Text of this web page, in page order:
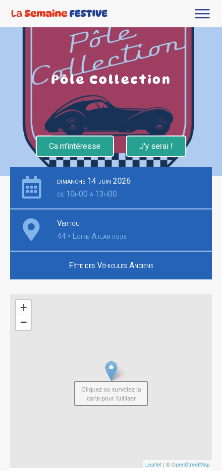
Pôle Collection
Ca m'intéresse J'y serai !
dimanche 14 juin 2026
de 10h00 à 13h00
Vertou
44 • Loire-Atlantique
Fête des Véhicules Anciens
+
−
Leaflet | ©OpenStreetMap
Cliquez ou survolez la
carte pour l'utiliser